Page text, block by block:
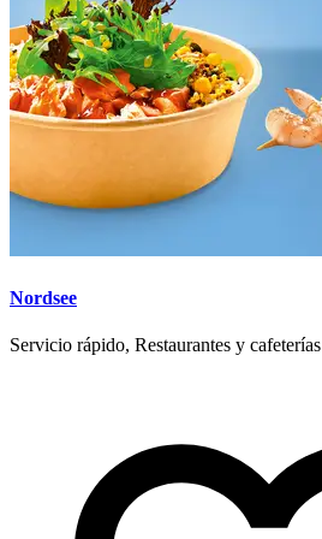
Nordsee
Servicio rápido, Restaurantes y cafeterías